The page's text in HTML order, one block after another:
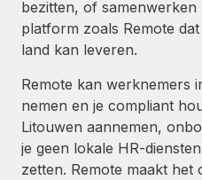
bezitten, of samenwerken
platform zoals Remote
land kan leveren.
Remote kan werknemers
nemen en je compliant
Litouwen aannemen,
je geen lokale HR-
zetten. Remote maakt het